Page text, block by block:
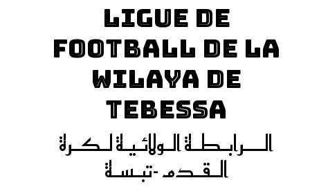
LIGUE DE
FOOTBALL DE LA
WILAYA DE
TEBESSA
الـــرابـطـة الـولائـيـة لـكـرة
الـقـدم -تبـسـة